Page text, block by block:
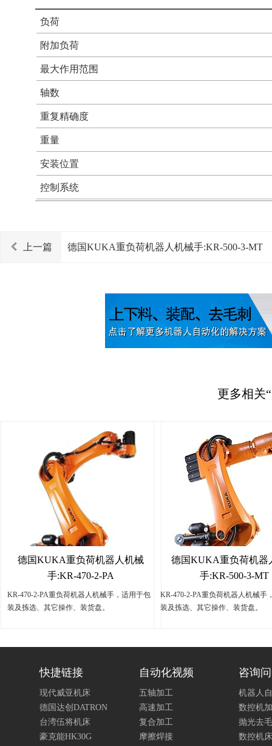
负荷
附加负荷
最大作用范围
轴数
重复精确度
重量
安装位置
控制系统
上一篇 德国KUKA重负荷机器人机械手:KR-500-3-MT
更多相关“
德国KUKA重负荷机器人机械
手:KR-470-2-PA
KR-470-2-PA重负荷机器人机械手，适用于包
装及拣选、其它操作、装货盘。
德国KUKA重负荷机器
手:KR-500-3-MT
KR-470-2-PA重负荷机器人机械手
装及拣选、其它操作、装货盘。
快捷链接
现代威亚机床
德国达创DATRON
台湾伍将机床
豪克能HK30G
自动化视频
五轴加工
高速加工
复合加工
摩擦焊接
咨询
机器人
数控机
抛光去
数控机